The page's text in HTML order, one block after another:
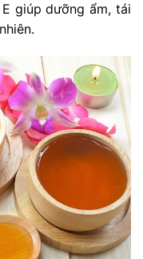
giúp dưỡng ẩm, tái